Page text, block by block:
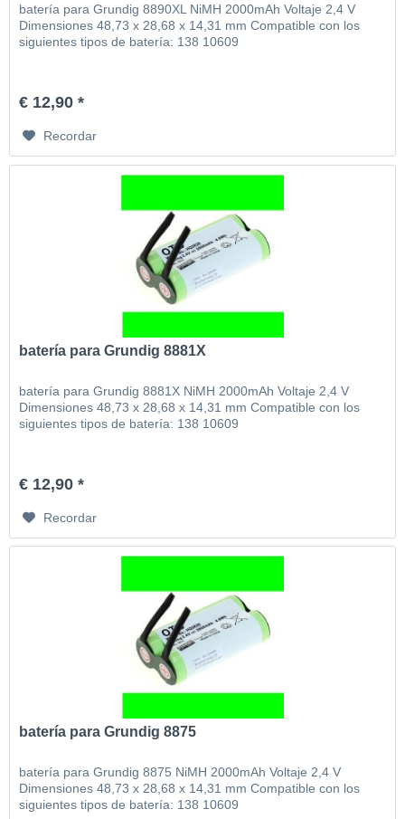
batería para Grundig 8890XL NiMH 2000mAh Voltaje 2,4 V
Dimensiones 48,73 x 28,68 x 14,31 mm Compatible con los
siguientes tipos de batería: 138 10609
€ 12,90 *
Recordar
batería para Grundig 8881X
batería para Grundig 8881X NiMH 2000mAh Voltaje 2,4 V
Dimensiones 48,73 x 28,68 x 14,31 mm Compatible con los
siguientes tipos de batería: 138 10609
€ 12,90 *
Recordar
batería para Grundig 8875
batería para Grundig 8875 NiMH 2000mAh Voltaje 2,4 V
Dimensiones 48,73 x 28,68 x 14,31 mm Compatible con los
siguientes tipos de batería: 138 10609